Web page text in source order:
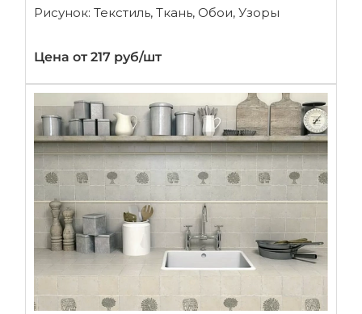
Рисунок: Текстиль, Ткань, Обои, Узоры
Цена от 217 руб/шт